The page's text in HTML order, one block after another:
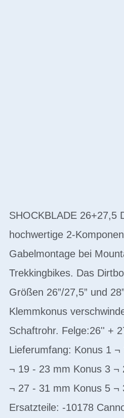
SHOCKBLADE 26+27,5
hochwertige 2-
Gabelmontage bei
Trekkingbikes. Das
Größen 26”/27,5” und
Klemmkonus
Schaftrohr. Felge:26'' +
Lieferumfang: Konus 1
¬ 19 - 23 mm Konus 3 ¬
¬ 27 - 31 mm Konus 5 ¬
Ersatzteile: -10178